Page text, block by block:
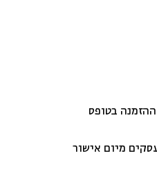
בטופס
דואר רשום (בדואר ישראל) – תוך 14 ימי עסקים מיום אישור ההזמנה; באמצעות חברת משלוחים – תוך 5 ימי עסקים מיום אישור